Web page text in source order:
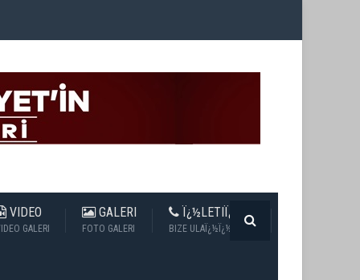
VIDEO
GALERI
GALERI
FOTO GALERI
Ï¿½LETIÏ¿½IM
BIZE ULAÏ¿½Ï¿½N